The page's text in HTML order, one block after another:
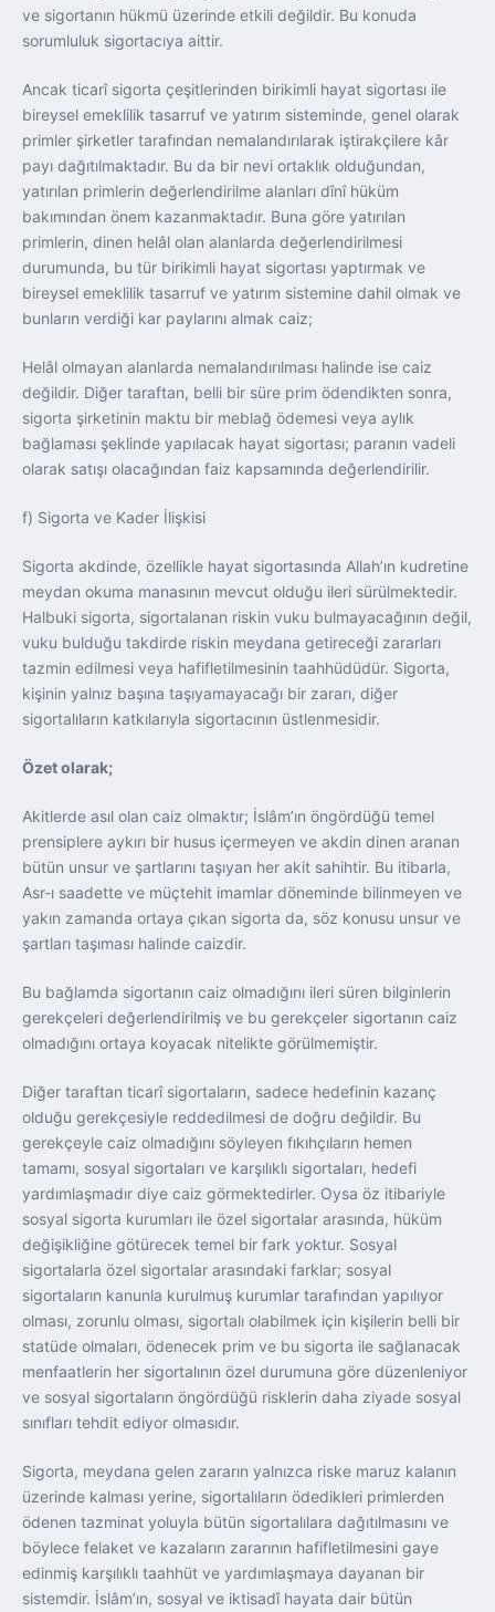
ve sigortanın hükmü üzerinde etkili değildir. Bu konuda
sorumluluk sigortacıya aittir.
Ancak ticarî sigorta çeşitlerinden birikimli hayat sigortası ile
bireysel emeklilik tasarruf ve yatırım sisteminde, genel olarak
primler şirketler tarafından nemalandırılarak iştirakçilere kâr
payı dağıtılmaktadır. Bu da bir nevi ortaklık olduğundan,
yatırılan primlerin değerlendirilme alanları dînî hüküm
bakımından önem kazanmaktadır. Buna göre yatırılan
primlerin, dinen helâl olan alanlarda değerlendirilmesi
durumunda, bu tür birikimli hayat sigortası yaptırmak ve
bireysel emeklilik tasarruf ve yatırım sistemine dahil olmak ve
bunların verdiği kar paylarını almak caiz;
Helâl olmayan alanlarda nemalandırılması halinde ise caiz
değildir. Diğer taraftan, belli bir süre prim ödendikten sonra,
sigorta şirketinin maktu bir meblağ ödemesi veya aylık
bağlaması şeklinde yapılacak hayat sigortası; paranın vadeli
olarak satışı olacağından faiz kapsamında değerlendirilir.
f) Sigorta ve Kader İlişkisi
Sigorta akdinde, özellikle hayat sigortasında Allah’ın kudretine
meydan okuma manasının mevcut olduğu ileri sürülmektedir.
Halbuki sigorta, sigortalanan riskin vuku bulmayacağının değil,
vuku bulduğu takdirde riskin meydana getireceği zararları
tazmin edilmesi veya hafifletilmesinin taahhüdüdür. Sigorta,
kişinin yalnız başına taşıyamayacağı bir zararı, diğer
sigortalıların katkılarıyla sigortacının üstlenmesidir.
Özet olarak;
Akitlerde asıl olan caiz olmaktır; İslâm’ın öngördüğü temel
prensiplere aykırı bir husus içermeyen ve akdin dinen aranan
bütün unsur ve şartlarını taşıyan her akit sahihtir. Bu itibarla,
Asr-ı saadette ve müçtehit imamlar döneminde bilinmeyen ve
yakın zamanda ortaya çıkan sigorta da, söz konusu unsur ve
şartları taşıması halinde caizdir.
Bu bağlamda sigortanın caiz olmadığını ileri süren bilginlerin
gerekçeleri değerlendirilmiş ve bu gerekçeler sigortanın caiz
olmadığını ortaya koyacak nitelikte görülmemiştir.
Diğer taraftan ticarî sigortaların, sadece hedefinin kazanç
olduğu gerekçesiyle reddedilmesi de doğru değildir. Bu
gerekçeyle caiz olmadığını söyleyen fıkıhçıların hemen
tamamı, sosyal sigortaları ve karşılıklı sigortaları, hedefi
yardımlaşmadır diye caiz görmektedirler. Oysa öz itibariyle
sosyal sigorta kurumları ile özel sigortalar arasında, hüküm
değişikliğine götürecek temel bir fark yoktur. Sosyal
sigortalarla özel sigortalar arasındaki farklar; sosyal
sigortaların kanunla kurulmuş kurumlar tarafından yapılıyor
olması, zorunlu olması, sigortalı olabilmek için kişilerin belli bir
statüde olmaları, ödenecek prim ve bu sigorta ile sağlanacak
menfaatlerin her sigortalının özel durumuna göre düzenleniyor
ve sosyal sigortaların öngördüğü risklerin daha ziyade sosyal
sınıfları tehdit ediyor olmasıdır.
Sigorta, meydana gelen zararın yalnızca riske maruz kalanın
üzerinde kalması yerine, sigortalıların ödedikleri primlerden
ödenen tazminat yoluyla bütün sigortalılara dağıtılmasını ve
böylece felaket ve kazaların zararının hafifletilmesini gaye
edinmiş karşılıklı taahhüt ve yardımlaşmaya dayanan bir
sistemdir. İslâm’ın, sosyal ve iktisadî hayata dair bütün